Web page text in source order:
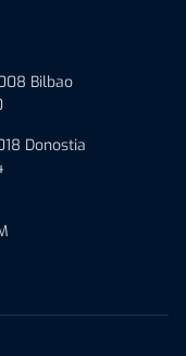
Bilbao
Donostia